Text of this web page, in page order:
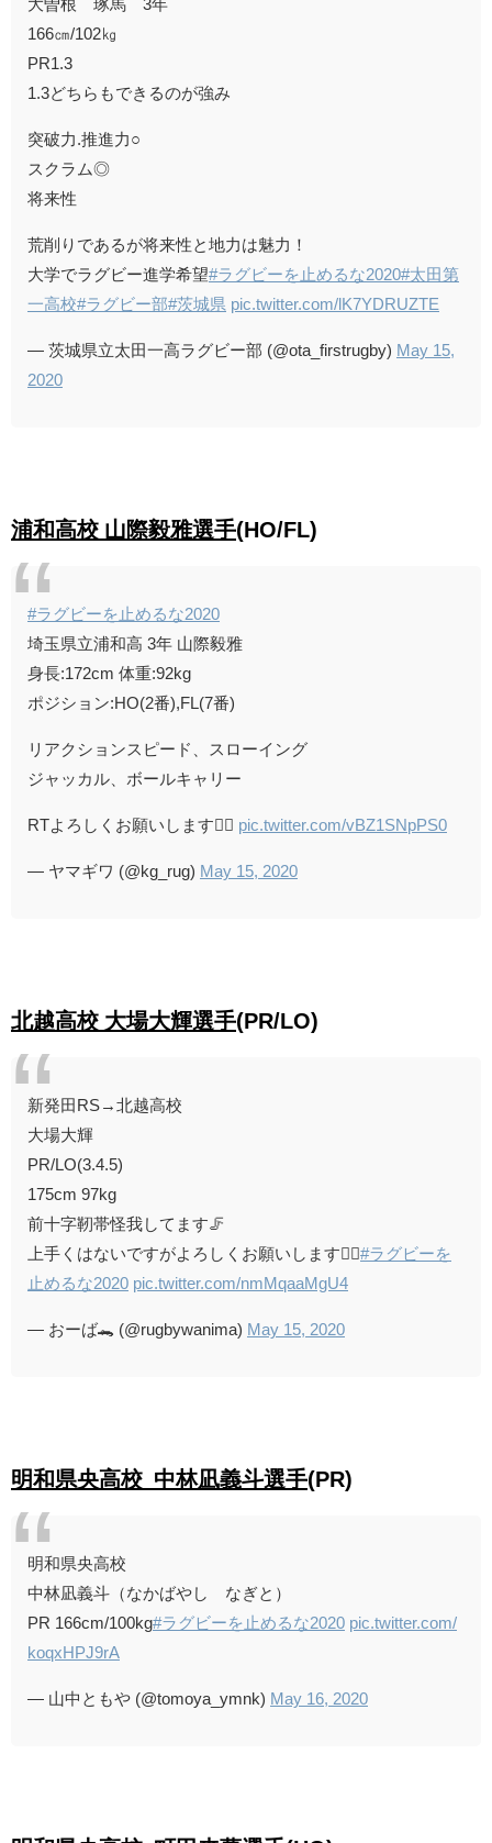
大曽根 琢馬 3年
166㎝/102㎏
PR1.3
1.3どちらもできるのが強み
突破力.推進力○
スクラム◎
将来性
荒削りであるが将来性と地力は魅力！
大学でラグビー進学希望#ラグビーを止めるな2020#太田第
一高校#ラグビー部#茨城県 pic.twitter.com/lK7YDRUZTE
— 茨城県立太田一高ラグビー部 (@ota_firstrugby) May 15,
2020
浦和高校 山際毅雅選手(HO/FL)
#ラグビーを止めるな2020
埼玉県立浦和高 3年 山際毅雅
身長:172cm 体重:92kg
ポジション:HO(2番),FL(7番)
リアクションスピード、スローイング
ジャッカル、ボールキャリー
RTよろしくお願いします🙇‍♂️ pic.twitter.com/vBZ1SNpPS0
— ヤマギワ (@kg_rug) May 15, 2020
北越高校 大場大輝選手(PR/LO)
新発田RS→北越高校
大場大輝
PR/LO(3.4.5)
175cm 97kg
前十字靭帯怪我してます🦵
上手くはないですがよろしくお願いします🙇‍♂️#ラグビーを
止めるな2020 pic.twitter.com/nmMqaaMgU4
— おーば🐊 (@rugbywanima) May 15, 2020
明和県央高校 中林凪義斗選手(PR)
明和県央高校
中林凪義斗（なかばやし なぎと）
PR 166cm/100kg#ラグビーを止めるな2020 pic.twitter.com/
koqxHPJ9rA
— 山中ともや (@tomoya_ymnk) May 16, 2020